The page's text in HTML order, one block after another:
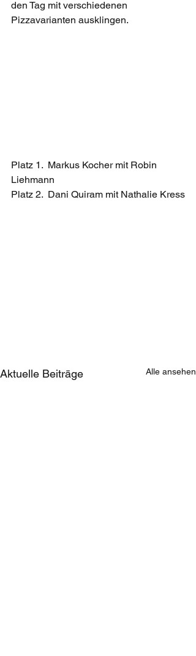
den Tag mit verschiedenen
Pizzavarianten ausklingen.
Platz 1.  Markus Kocher mit Robin
Liehmann
Platz 2.  Dani Quiram mit Nathalie Kress
Aktuelle Beiträge Alle ansehen